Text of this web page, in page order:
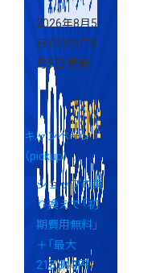
2026年8月5
日 （2026年8
月5日 更新）
キャンペーン
（pickup）
ショップの乗
り換えで「初
期費用無料」
＋「最大
213,840円